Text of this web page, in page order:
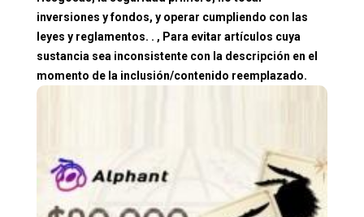
inversiones y fondos, y operar cumpliendo con las
leyes y reglamentos. . , Para evitar artículos cuya
sustancia sea inconsistente con la descripción en el
momento de la inclusión/contenido reemplazado.